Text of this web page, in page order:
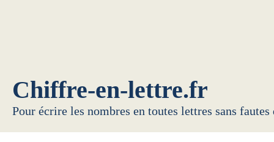
Chiffre-en-lettre.fr
Pour écrire les nombres en toutes lettres sans